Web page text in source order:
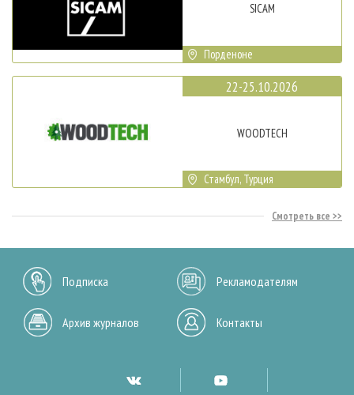
SICAM
Порденоне
22-25.10.2026
WOODTECH
Стамбул, Турция
Смотреть все
Подписка Рекламодателям
Архив журналов Контакты